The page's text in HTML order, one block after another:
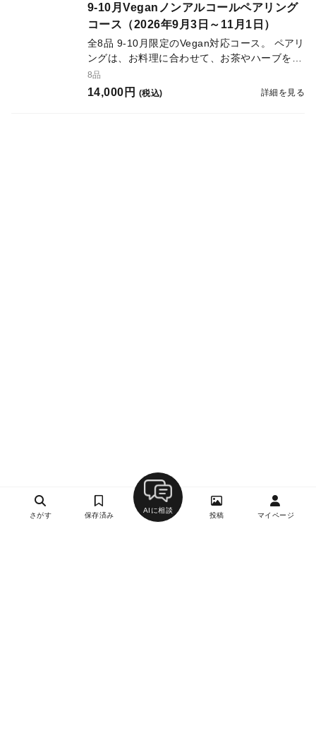
9-10月Veganノンアルコールペアリング
コース（2026年9月3日～11月1日）
全8品 9-10月限定のVegan対応コース。 ペアリ
ングは、お料理に合わせて、お茶やハーブをベ
ースとしたオリジナルのノンアルコールカクテ
ル6種をご用意。
8品
14,000円 (税込) 詳細を見る
さがす 保存済み
AIに相談
投稿 マイページ